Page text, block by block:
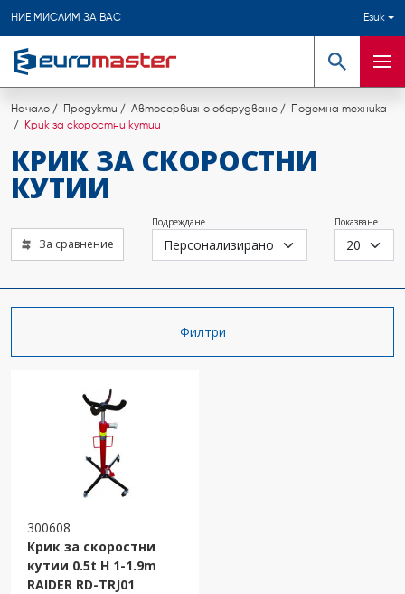
НИЕ МИСЛИМ ЗА ВАС Език
Търсене
Начало Продукти Автосервизно оборудване
Подемна техника
Крик за скоростни кутии
КРИК ЗА СКОРОСТНИ
КУТИИ
За сравнение
Подреждане Показване
Филтри
300608
Крик за скоростни
кутии 0.5t H 1-1.9m
RAIDER RD-TRJ01